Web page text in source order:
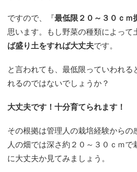
ですので、 『最低限２０～３０ｃｍ
思います。もし野菜の種類によって
ば盛り土をすれば大丈夫です。
と言われても、最低限っていわれる
れるのではないでしょうか？
大丈夫です！十分育てられます！
その根拠は管理人の栽培経験からの
人の畑では深さ約２０～３０ｃｍで
に大丈夫か見てみましょう。